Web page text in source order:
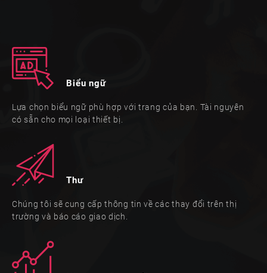
Biểu ngữ
Lựa chọn biểu ngữ phù hợp với trang của bạn. Tài nguyên
có sẵn cho mọi loại thiết bị.
Thư
Chúng tôi sẽ cung cấp thông tin về các thay đổi trên thị
trường và báo cáo giao dịch.